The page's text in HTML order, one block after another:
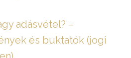
adásvétel? –
és buktatók (jogi